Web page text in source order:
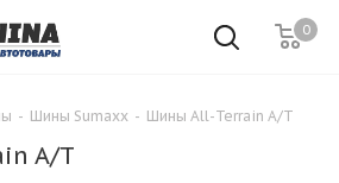
0
- Шины Sumaxx - Шины All-Terrain A/T
A/T